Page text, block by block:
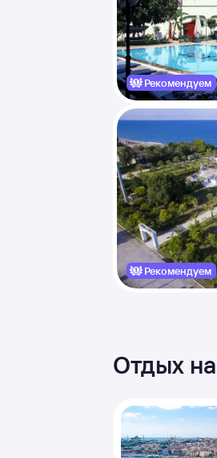
Рекомендуем
Рекомендуем
Отдых